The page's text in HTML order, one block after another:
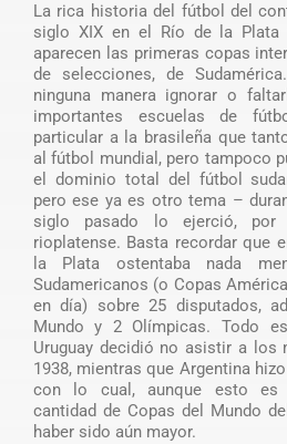
La rica historia del fútbol del
siglo XIX en el Río de la Plata
aparecen las primeras copas
de selecciones, de
ninguna manera ignorar o
importantes escuelas de
particular a la brasileña que
al fútbol mundial, pero tampoco
el dominio total del fútbol
pero ese ya es otro tema –
siglo pasado lo ejerció, por
rioplatense. Basta recordar que
la Plata ostentaba nada
Sudamericanos (o Copas
en día) sobre 25 disputados,
Mundo y 2 Olímpicas. Todo
Uruguay decidió no asistir a los
1938, mientras que Argentina
con lo cual, aunque esto es
cantidad de Copas del Mundo
haber sido aún mayor.